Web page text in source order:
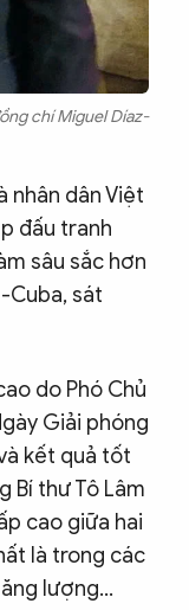
chí Miguel Díaz-
nhân dân Việt
đấu tranh
sâu sắc hơn
Cuba, sát
do Phó Chủ
Giải phóng
kết quả tốt
Bí thư Tô Lâm
cao giữa hai
là trong các
lượng...